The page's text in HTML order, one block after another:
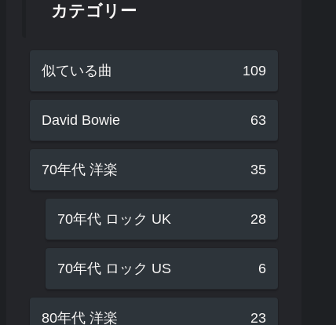
カテゴリー
似ている曲 109
David Bowie 63
70年代 洋楽 35
70年代 ロック UK 28
70年代 ロック US 6
80年代 洋楽 23